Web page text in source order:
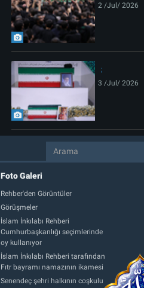
2 /Jul/ 2026
3 /Jul/ 2026
Foto Galeri
Rehber'den Görüntüler
Görüşmeler
İslam İnkılabı Rehberi
Cumhurbaşkanlığı seçimlerinde
oy kullanıyor
İslam İnkılabı Rehberi tarafından
Fıtr bayramı namazının ikamesi
Senendeç şehri halkının coşkulu